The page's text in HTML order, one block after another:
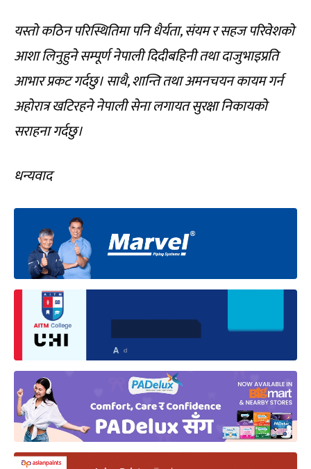
यस्तो कठिन परिस्थितिमा पनि धैर्यता, संयम र सहज परिवेशको
आशा लिनुहुने सम्पूर्ण नेपाली दिदीबहिनी तथा दाजुभाइप्रति
आभार प्रकट गर्दछु। साथै, शान्ति तथा अमनचयन कायम गर्न
अहोरात्र खटिरहने नेपाली सेना लगायत सुरक्षा निकायको
सराहना गर्दछु।
धन्यवाद